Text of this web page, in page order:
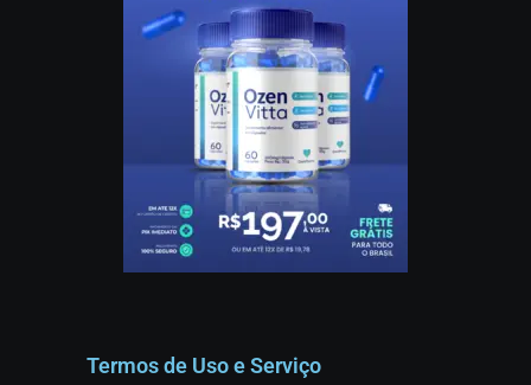
Termos de Uso e Serviço